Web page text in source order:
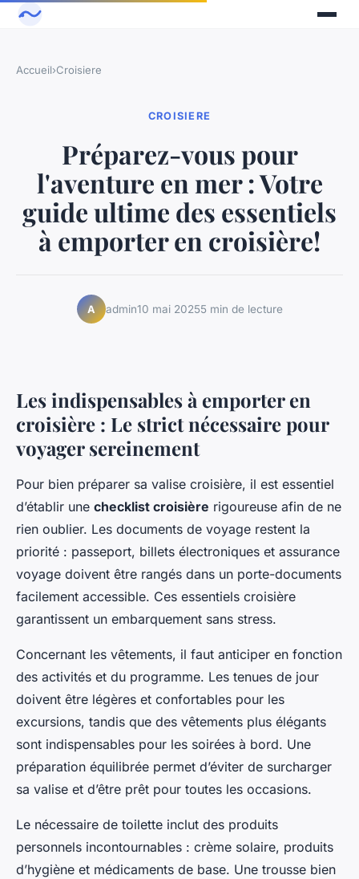
Accueil›Croisiere
CROISIERE
Préparez-vous pour
l'aventure en mer : Votre
guide ultime des essentiels
à emporter en croisière!
A admin10 mai 20255 min de lecture
Les indispensables à emporter en
croisière : Le strict nécessaire pour
voyager sereinement
Pour bien préparer sa valise croisière, il est essentiel
d’établir une checklist croisière rigoureuse afin de ne
rien oublier. Les documents de voyage restent la
priorité : passeport, billets électroniques et assurance
voyage doivent être rangés dans un porte-documents
facilement accessible. Ces essentiels croisière
garantissent un embarquement sans stress.
Concernant les vêtements, il faut anticiper en fonction
des activités et du programme. Les tenues de jour
doivent être légères et confortables pour les
excursions, tandis que des vêtements plus élégants
sont indispensables pour les soirées à bord. Une
préparation équilibrée permet d’éviter de surcharger
sa valise et d’être prêt pour toutes les occasions.
Le nécessaire de toilette inclut des produits
personnels incontournables : crème solaire, produits
d’hygiène et médicaments de base. Une trousse bien